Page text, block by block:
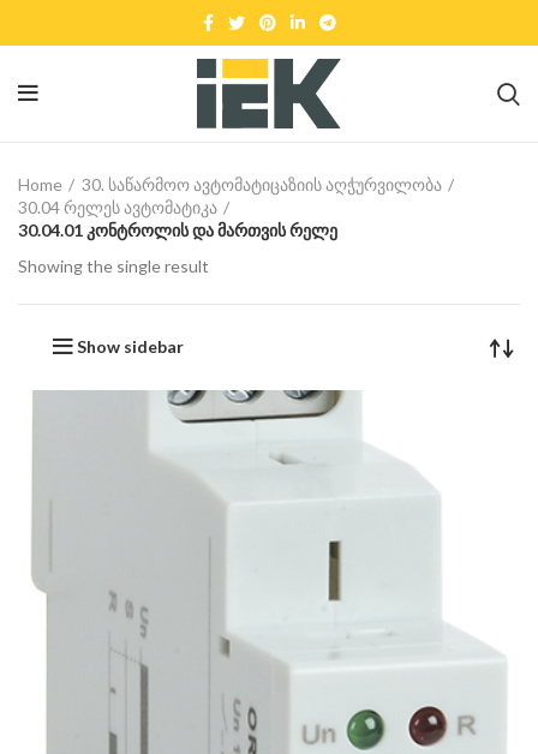
Home
30. საწარმოო ავტომატიცაზიის აღჭურვილობა
30.04 რელეს ავტომატიკა
30.04.01 კონტროლის და მართვის რელე
Showing the single result
Show sidebar